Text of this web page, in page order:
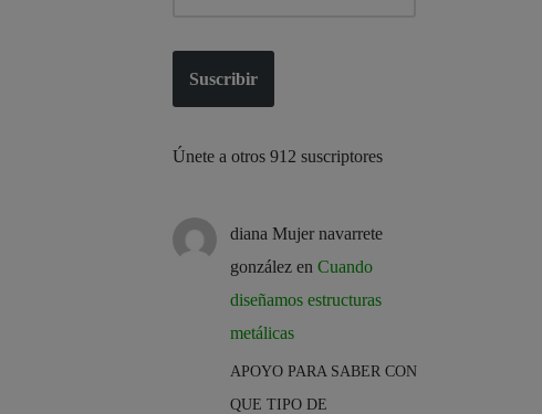
Suscribir
Únete a otros 912 suscriptores
diana Mujer navarrete
gonzálezen Cuando
diseñamos estructuras
metálicas
APOYO PARA SABER CON
QUE TIPO DE